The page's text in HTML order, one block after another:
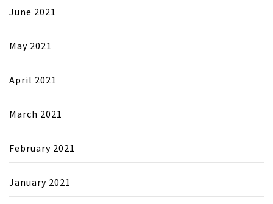
June 2021
May 2021
April 2021
March 2021
February 2021
January 2021